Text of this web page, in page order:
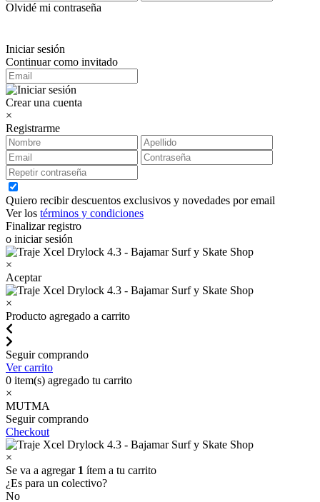
Olvidé mi contraseña
Iniciar sesión
Continuar como invitado
Crear una cuenta
×
Registrarme
Quiero recibir descuentos exclusivos y novedades por email
Ver los términos y condiciones
Finalizar registro
o iniciar sesión
×
Aceptar
×
Producto agregado a carrito
Seguir comprando
Ver carrito
0 item(s) agregado tu carrito
×
MUTMA
Seguir comprando
Checkout
×
Se va a agregar 1 ítem a tu carrito
¿Es para un colectivo?
No